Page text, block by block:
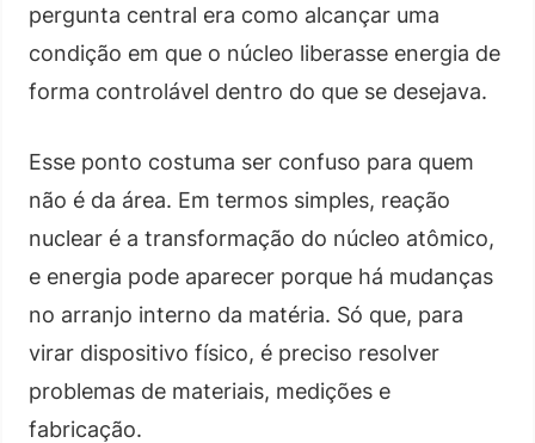
pergunta central era como alcançar uma
condição em que o núcleo liberasse energia de
forma controlável dentro do que se desejava.
Esse ponto costuma ser confuso para quem
não é da área. Em termos simples, reação
nuclear é a transformação do núcleo atômico,
e energia pode aparecer porque há mudanças
no arranjo interno da matéria. Só que, para
virar dispositivo físico, é preciso resolver
problemas de materiais, medições e
fabricação.